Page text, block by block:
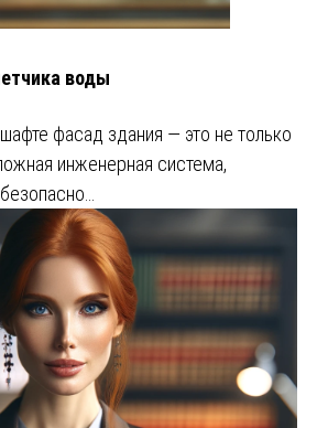
воды
фасад здания — это не только
инженерная система,